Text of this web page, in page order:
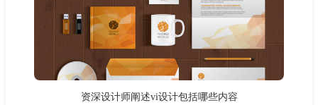
资深设计师阐述vi设计包括哪些内容